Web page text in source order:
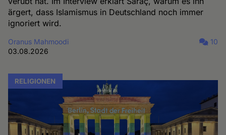
ärgert, dass Islamismus in Deutschland noch immer
ignoriert wird.
Oranus Mahmoodi
03.08.2026
10
RELIGIONEN